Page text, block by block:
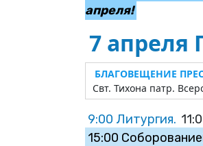
апреля!
7 апреля
БЛАГОВЕЩЕНИЕ
Свт. Тихона патр.
9:00 Литургия.
15:00